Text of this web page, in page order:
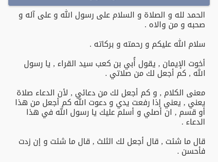
الحمد لله و الصلاة و السلام على رسول الله و على آله و
صحبه و من والاه .
سلام الله عليكم و رحمته و بركاته .
أخوت الإيمان , يقول أُبي بن كعب سيد القراء , يا رسول
الله , كم أجعل لك من صلاتي .
معنى الكلام , و كم أجعل لك من دعائي , لأن الدعاء صلاة
يعني , يعني إذا رفعت يدي و دعوت الله كم أجعل من هذا
أو قسم , ان أصلي و أسلم عليك يا رسول الله في هذا
الدعاء .
قال ما شئت , قال أجعل لك الثلث , قال ما شئت و إن زدت
فأحسن .